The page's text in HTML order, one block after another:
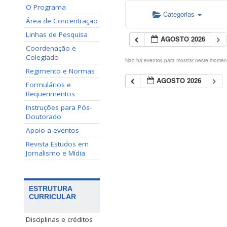
O Programa
Área de Concentração
Linhas de Pesquisa
Coordenação e
Colegiado
Regimento e Normas
Formulários e
Requerimentos
Instruções para Pós-
Doutorado
Apoio a eventos
Revista Estudos em
Jornalismo e Mídia
ESTRUTURA
CURRICULAR
Disciplinas e créditos
Categorias
AGOSTO 2026
Não há eventos para mostrar neste
AGOSTO 2026